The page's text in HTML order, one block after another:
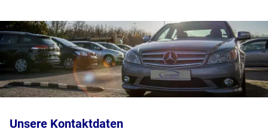
Unsere Kontaktdaten